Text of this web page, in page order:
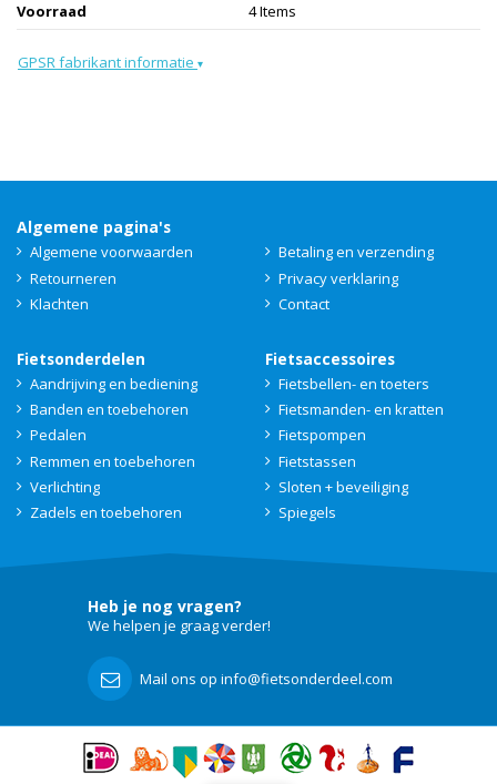
Voorraad
4 Items
GPSR fabrikant informatie ▾
Algemene pagina's
Algemene voorwaarden
Betaling en verzending
Retourneren
Privacy verklaring
Klachten
Contact
Fietsonderdelen
Aandrijving en bediening
Banden en toebehoren
Pedalen
Remmen en toebehoren
Verlichting
Zadels en toebehoren
Fietsaccessoires
Fietsbellen- en toeters
Fietsmanden- en kratten
Fietspompen
Fietstassen
Sloten + beveiliging
Spiegels
Heb je nog vragen?
We helpen je graag verder!
Mail ons op info@fietsonderdeel.com